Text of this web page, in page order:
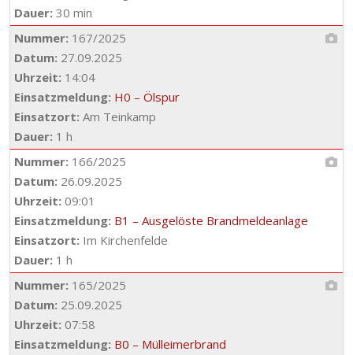
Dauer: 30 min
Nummer: 167/2025
Datum: 27.09.2025
Uhrzeit: 14:04
Einsatzmeldung: H0 – Ölspur
Einsatzort: Am Teinkamp
Dauer: 1 h
Nummer: 166/2025
Datum: 26.09.2025
Uhrzeit: 09:01
Einsatzmeldung: B1 – Ausgelöste Brandmeldeanlage
Einsatzort: Im Kirchenfelde
Dauer: 1 h
Nummer: 165/2025
Datum: 25.09.2025
Uhrzeit: 07:58
Einsatzmeldung: B0 – Mülleimerbrand